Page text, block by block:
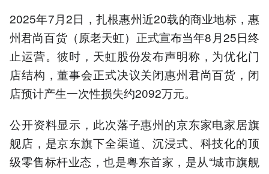
2025年7月2日，扎根惠州近20载的商业地标，惠
州君尚百货（原老天虹）正式宣布当年8月25日终
止运营。彼时，天虹股份发布声明称，为优化门
店结构，董事会正式决议关闭惠州君尚百货，闭
店预计产生一次性损失约2092万元。
公开资料显示，此次落子惠州的京东家电家居旗
舰店，是京东旗下全渠道、沉浸式、科技化的顶
级零售标杆业态，也是粤东首家，是从“城市旗舰